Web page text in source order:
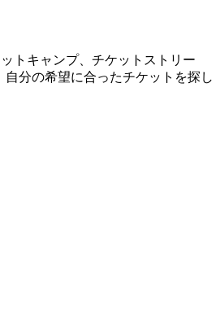
トキャンプ、チケットストリー
分の希望に合ったチケットを探し